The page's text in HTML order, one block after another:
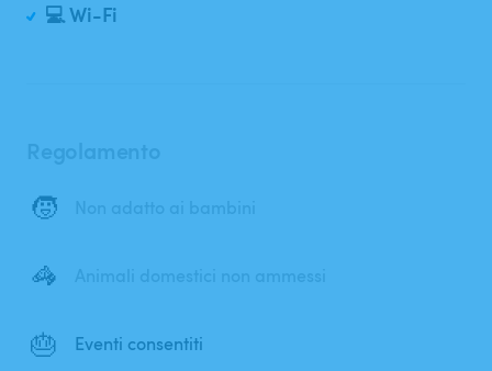
💻 Wi-Fi
🧒
🦓
🎂 Eventi consentiti